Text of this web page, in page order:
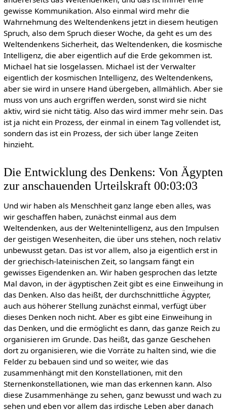
gewisse Kommunikation. Also einmal wird mehr die
Wahrnehmung des Weltendenkens jetzt in diesem heutigen
Spruch, also dem Spruch dieser Woche, da geht es um des
Weltendenkens Sicherheit, das Weltendenken, die kosmische
Intelligenz, die aber eigentlich auf die Erde gekommen ist.
Michael hat sie losgelassen. Michael ist der Verwalter
eigentlich der kosmischen Intelligenz, des Weltendenkens,
aber sie wird in unsere Hand übergeben, allmählich. Aber sie
muss von uns auch ergriffen werden, sonst wird sie nicht
aktiv, wird sie nicht tätig. Also das wird immer mehr sein. Das
ist ja nicht ein Prozess, der einmal in einem Tag vollendet ist,
sondern das ist ein Prozess, der sich über lange Zeiten
hinzieht.
Die Entwicklung des Denkens: Von Ägypten
zur anschauenden Urteilskraft 00:03:03
Und wir haben als Menschheit ganz lange eben alles, was
wir geschaffen haben, zunächst einmal aus dem
Weltendenken, aus der Weltenintelligenz, aus den Impulsen
der geistigen Wesenheiten, die über uns stehen, noch relativ
unbewusst getan. Das ist vor allem, also ja eigentlich erst in
der griechisch-lateinischen Zeit, so langsam fängt ein
gewisses Eigendenken an. Wir haben gesprochen das letzte
Mal davon, in der ägyptischen Zeit gibt es eine Einweihung in
das Denken. Also das heißt, der durchschnittliche Ägypter,
auch aus höherer Stellung zunächst einmal, verfügt über
dieses Denken noch nicht. Aber es gibt eine Einweihung in
das Denken, und die ermöglicht es dann, das ganze Reich zu
organisieren im Grunde. Das heißt, das ganze Geschehen
dort zu organisieren, wie die Vorräte zu halten sind, wie die
Felder zu bebauen sind und so weiter, wie das
zusammenhängt mit den Konstellationen, mit den
Sternenkonstellationen, wie man das erkennen kann. Also
diese Zusammenhänge zu sehen, ganz bewusst und wach zu
sehen und eben vor allem das irdische Leben aber danach